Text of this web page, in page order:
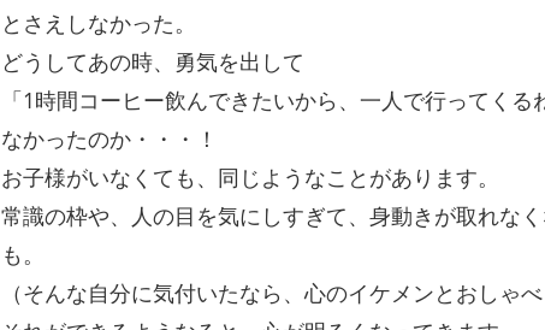
とさえしなかった。
どうしてあの時、勇気を出して
「1時間コーヒー飲んできたいから、一人で行ってくる
なかったのか・・・！
お子様がいなくても、同じようなことがあります。
常識の枠や、人の目を気にしすぎて、身動きが取れな
も。
（そんな自分に気付いたなら、心のイケメンとおしゃ